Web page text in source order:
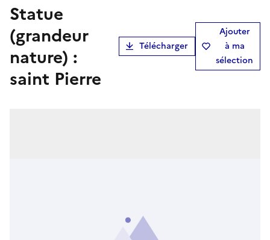
statue
(grandeur
nature) :
saint Pierre
Télécharger
Ajouter
à ma
sélection